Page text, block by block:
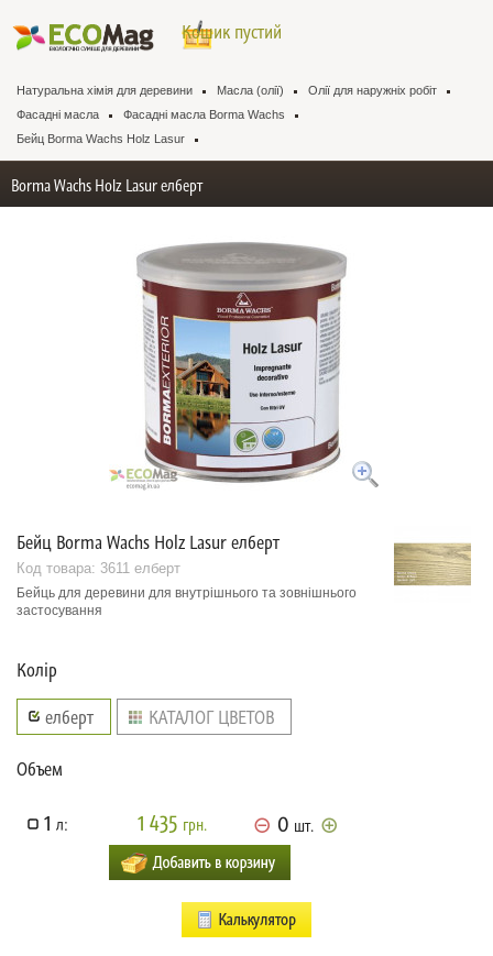
Натуральна хімія для деревини Масла (олії)
Олії для наружніх робіт
Фасадні масла
Фасадні масла Borma Wachs
Бейц Borma Wachs Holz Lasur
Borma Wachs Holz Lasur елберт
Бейц Borma Wachs Holz Lasur елберт
Код товара: 3611 елберт
Бейць для деревини для внутрішнього та зовнішнього
застосування
Колір
елберт
КАТАЛОГ ЦВЕТОВ
Объем
1 л: 1 435 грн. 0 шт.
Кошик пустий